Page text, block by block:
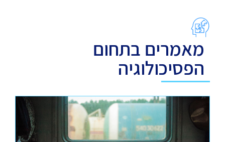
מאמרים בתחום
הפסיכולוגיה